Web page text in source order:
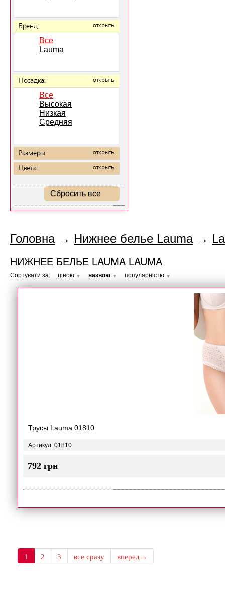
Бренд: открыть
Все
Lauma
Посадка: открыть
Все
Высокая
Низкая
Средняя
Размеры: открыть
Цвета: открыть
Сбросить все
Головна→ Нижнее белье Lauma→
НИЖНЕЕ БЕЛЬЕ LAUMA LAUMA
Сортувати за: ціною ▼ назвою ▼ популярністю ▼
Трусы Lauma 01810
Артикул: 01810
792 грн
1 2 3 все сразу вперед→